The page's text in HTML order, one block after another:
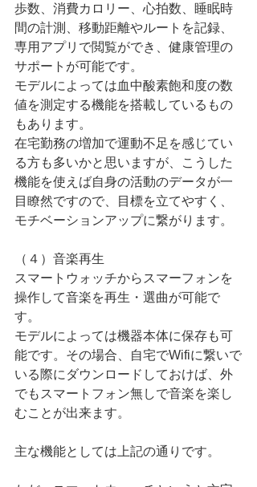
歩数、消費カロリー、心拍数、睡眠時
間の計測、移動距離やルートを記録、
専用アプリで閲覧ができ、健康管理の
サポートが可能です。
モデルによっては血中酸素飽和度の数
値を測定する機能を搭載しているもの
もあります。
在宅勤務の増加で運動不足を感じてい
る方も多いかと思いますが、こうした
機能を使えば自身の活動のデータが一
目瞭然ですので、目標を立てやすく、
モチベーションアップに繋がります。
（４）音楽再生
スマートウォッチからスマーフォンを
操作して音楽を再生・選曲が可能で
す。
モデルによっては機器本体に保存も可
能です。その場合、自宅でWifiに繋いで
いる際にダウンロードしておけば、外
でもスマートフォン無しで音楽を楽し
むことが出来ます。
主な機能としては上記の通りです。